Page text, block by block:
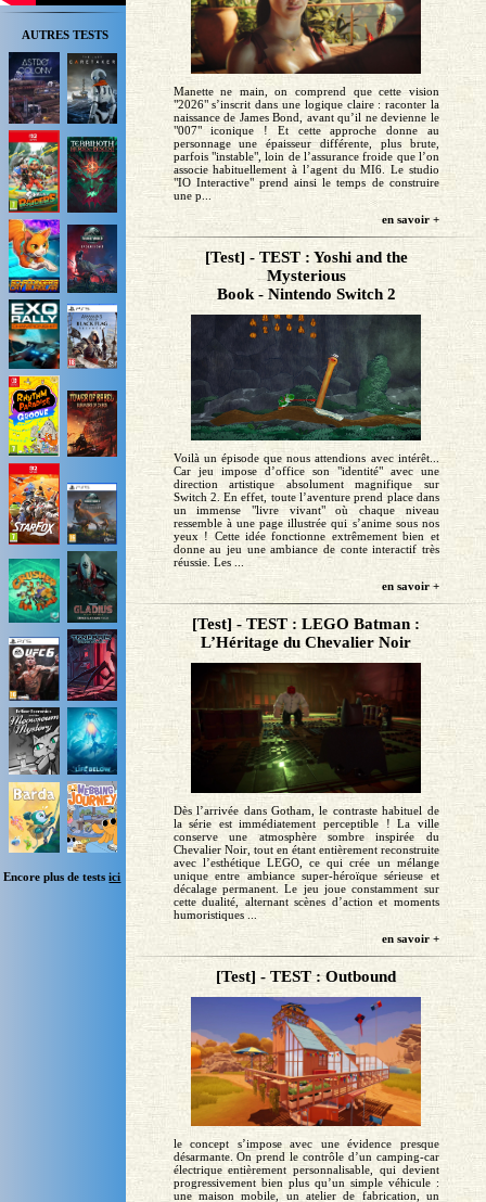
AUTRES TESTS
Encore plus de testsici
Manette ne main, on comprend que cette vision
"2026" s’inscrit dans une logique claire : raconter la
naissance de James Bond, avant qu’il ne devienne le
"007" iconique ! Et cette approche donne au
personnage une épaisseur différente, plus brute,
parfois "instable", loin de l’assurance froide que l’on
associe habituellement à l’agent du MI6. Le studio
"IO Interactive" prend ainsi le temps de construire
une p...
en savoir +
[Test] - TEST : Yoshi and the
Mysterious
Book - Nintendo Switch 2
Voilà un épisode que nous attendions avec intérêt...
Car jeu impose d’office son "identité" avec une
direction artistique absolument magnifique sur
Switch 2. En effet, toute l’aventure prend place dans
un immense "livre vivant" où chaque niveau
ressemble à une page illustrée qui s’anime sous nos
yeux ! Cette idée fonctionne extrêmement bien et
donne au jeu une ambiance de conte interactif très
réussie. Les ...
en savoir +
[Test] - TEST : LEGO Batman :
L’Héritage du Chevalier Noir
Dès l’arrivée dans Gotham, le contraste habituel de
la série est immédiatement perceptible ! La ville
conserve une atmosphère sombre inspirée du
Chevalier Noir, tout en étant entièrement reconstruite
avec l’esthétique LEGO, ce qui crée un mélange
unique entre ambiance super-héroïque sérieuse et
décalage permanent. Le jeu joue constamment sur
cette dualité, alternant scènes d’action et moments
humoristiques ...
en savoir +
[Test] - TEST : Outbound
le concept s’impose avec une évidence presque
désarmante. On prend le contrôle d’un camping-car
électrique entièrement personnalisable, qui devient
progressivement bien plus qu’un simple véhicule :
une maison mobile, un atelier de fabrication, un